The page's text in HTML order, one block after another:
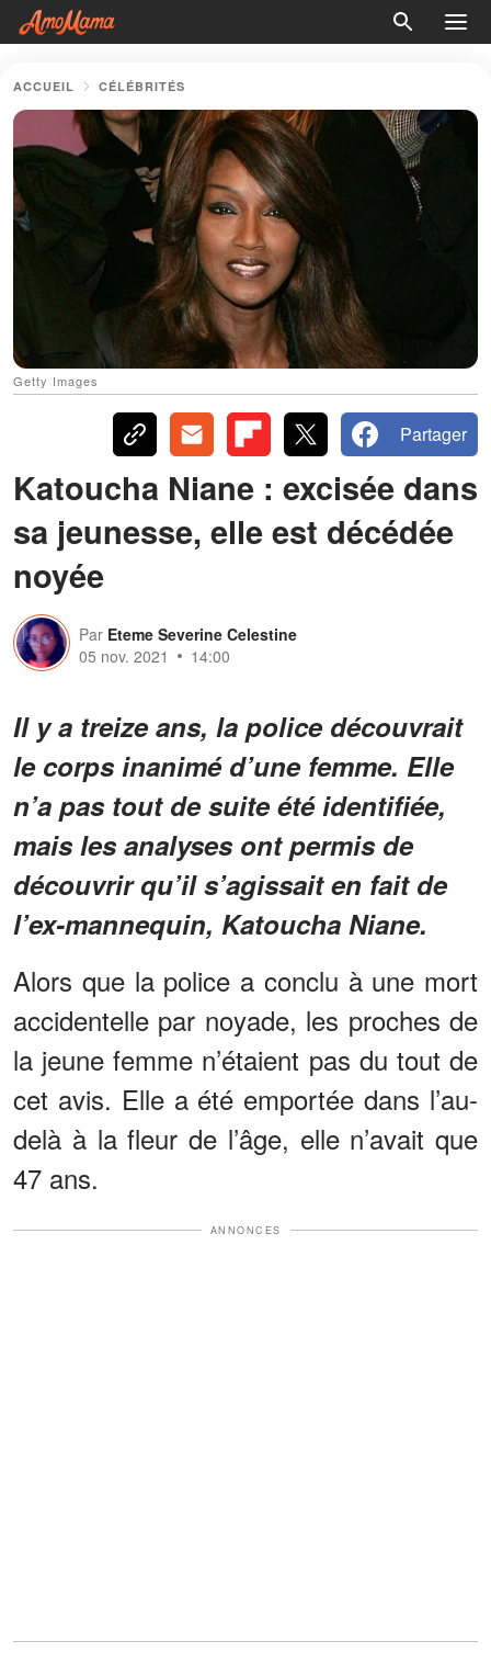
ACCUEIL CÉLÉBRITÉS
Getty Images
Partager
Katoucha Niane : excisée dans
sa jeunesse, elle est décédée
noyée
Par Eteme Severine Celestine
05 nov. 2021
14:00
Il y a treize ans, la police découvrait
le corps inanimé d’une femme. Elle
n’a pas tout de suite été identifiée,
mais les analyses ont permis de
découvrir qu’il s’agissait en fait de
l’ex-mannequin, Katoucha Niane.
Alors que la police a conclu à une mort
accidentelle par noyade, les proches de
la jeune femme n’étaient pas du tout de
cet avis. Elle a été emportée dans l’au-
delà à la fleur de l’âge, elle n’avait que
47 ans.
ANNONCES